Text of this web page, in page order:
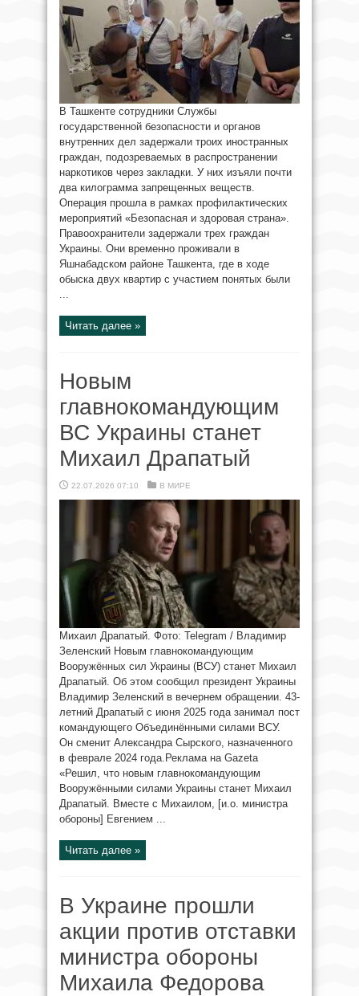
В Ташкенте сотрудники Службы
государственной безопасности и органов
внутренних дел задержали троих иностранных
граждан, подозреваемых в распространении
наркотиков через закладки. У них изъяли почти
два килограмма запрещенных веществ.
Операция прошла в рамках профилактических
мероприятий «Безопасная и здоровая страна».
Правоохранители задержали трех граждан
Украины. Они временно проживали в
Яшнабадском районе Ташкента, где в ходе
обыска двух квартир с участием понятых были
...
Читать далее »
Новым
главнокомандующим
ВС Украины станет
Михаил Драпатый
22.07.2026 07:10 В МИРЕ
Михаил Драпатый. Фото: Telegram / Владимир
Зеленский Новым главнокомандующим
Вооружённых сил Украины (ВСУ) станет Михаил
Драпатый. Об этом сообщил президент Украины
Владимир Зеленский в вечернем обращении. 43-
летний Драпатый с июня 2025 года занимал пост
командующего Объединёнными силами ВСУ.
Он сменит Александра Сырского, назначенного
в феврале 2024 года.Реклама на Gazeta
«Решил, что новым главнокомандующим
Вооружёнными силами Украины станет Михаил
Драпатый. Вместе с Михаилом, [и.о. министра
обороны] Евгением ...
Читать далее »
В Украине прошли
акции против отставки
министра обороны
Михаила Федорова